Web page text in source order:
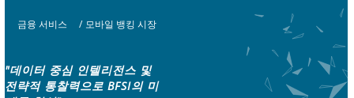
금융 서비스 / 모바일 뱅킹 시장
"데이터 중심 인텔리전스 및
전략적 통찰력으로 BFSI의 미